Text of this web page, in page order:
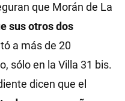
que Morán de La
sus otros dos
a más de 20
sólo en la Villa 31 bis.
dicen que el